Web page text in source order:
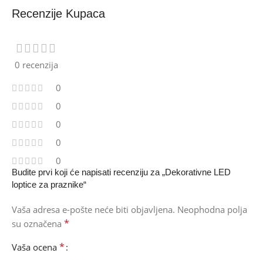
Recenzije Kupaca
0 recenzija
0
0
0
0
0
Budite prvi koji će napisati recenziju za „Dekorativne LED
loptice za praznike“
Vaša adresa e-pošte neće biti objavljena. Neophodna polja
su označena *
Vaša ocena *